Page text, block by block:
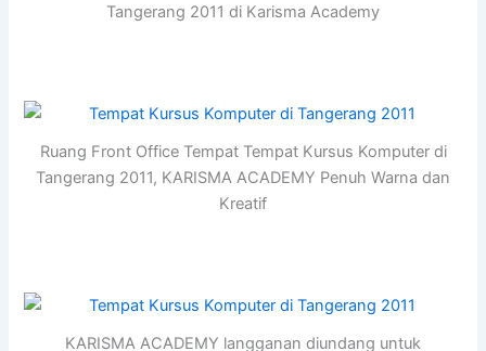
Tangerang 2011 di Karisma Academy
Ruang Front Office Tempat Tempat Kursus Komputer di
Tangerang 2011, KARISMA ACADEMY Penuh Warna dan
Kreatif
KARISMA ACADEMY langganan diundang untuk